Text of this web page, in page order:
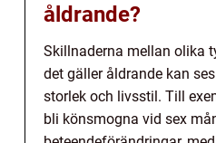
åldrande?
Skillnaderna mellan olika
det gäller åldrande kan
storlek och livsstil. Till
bli könsmogna vid sex